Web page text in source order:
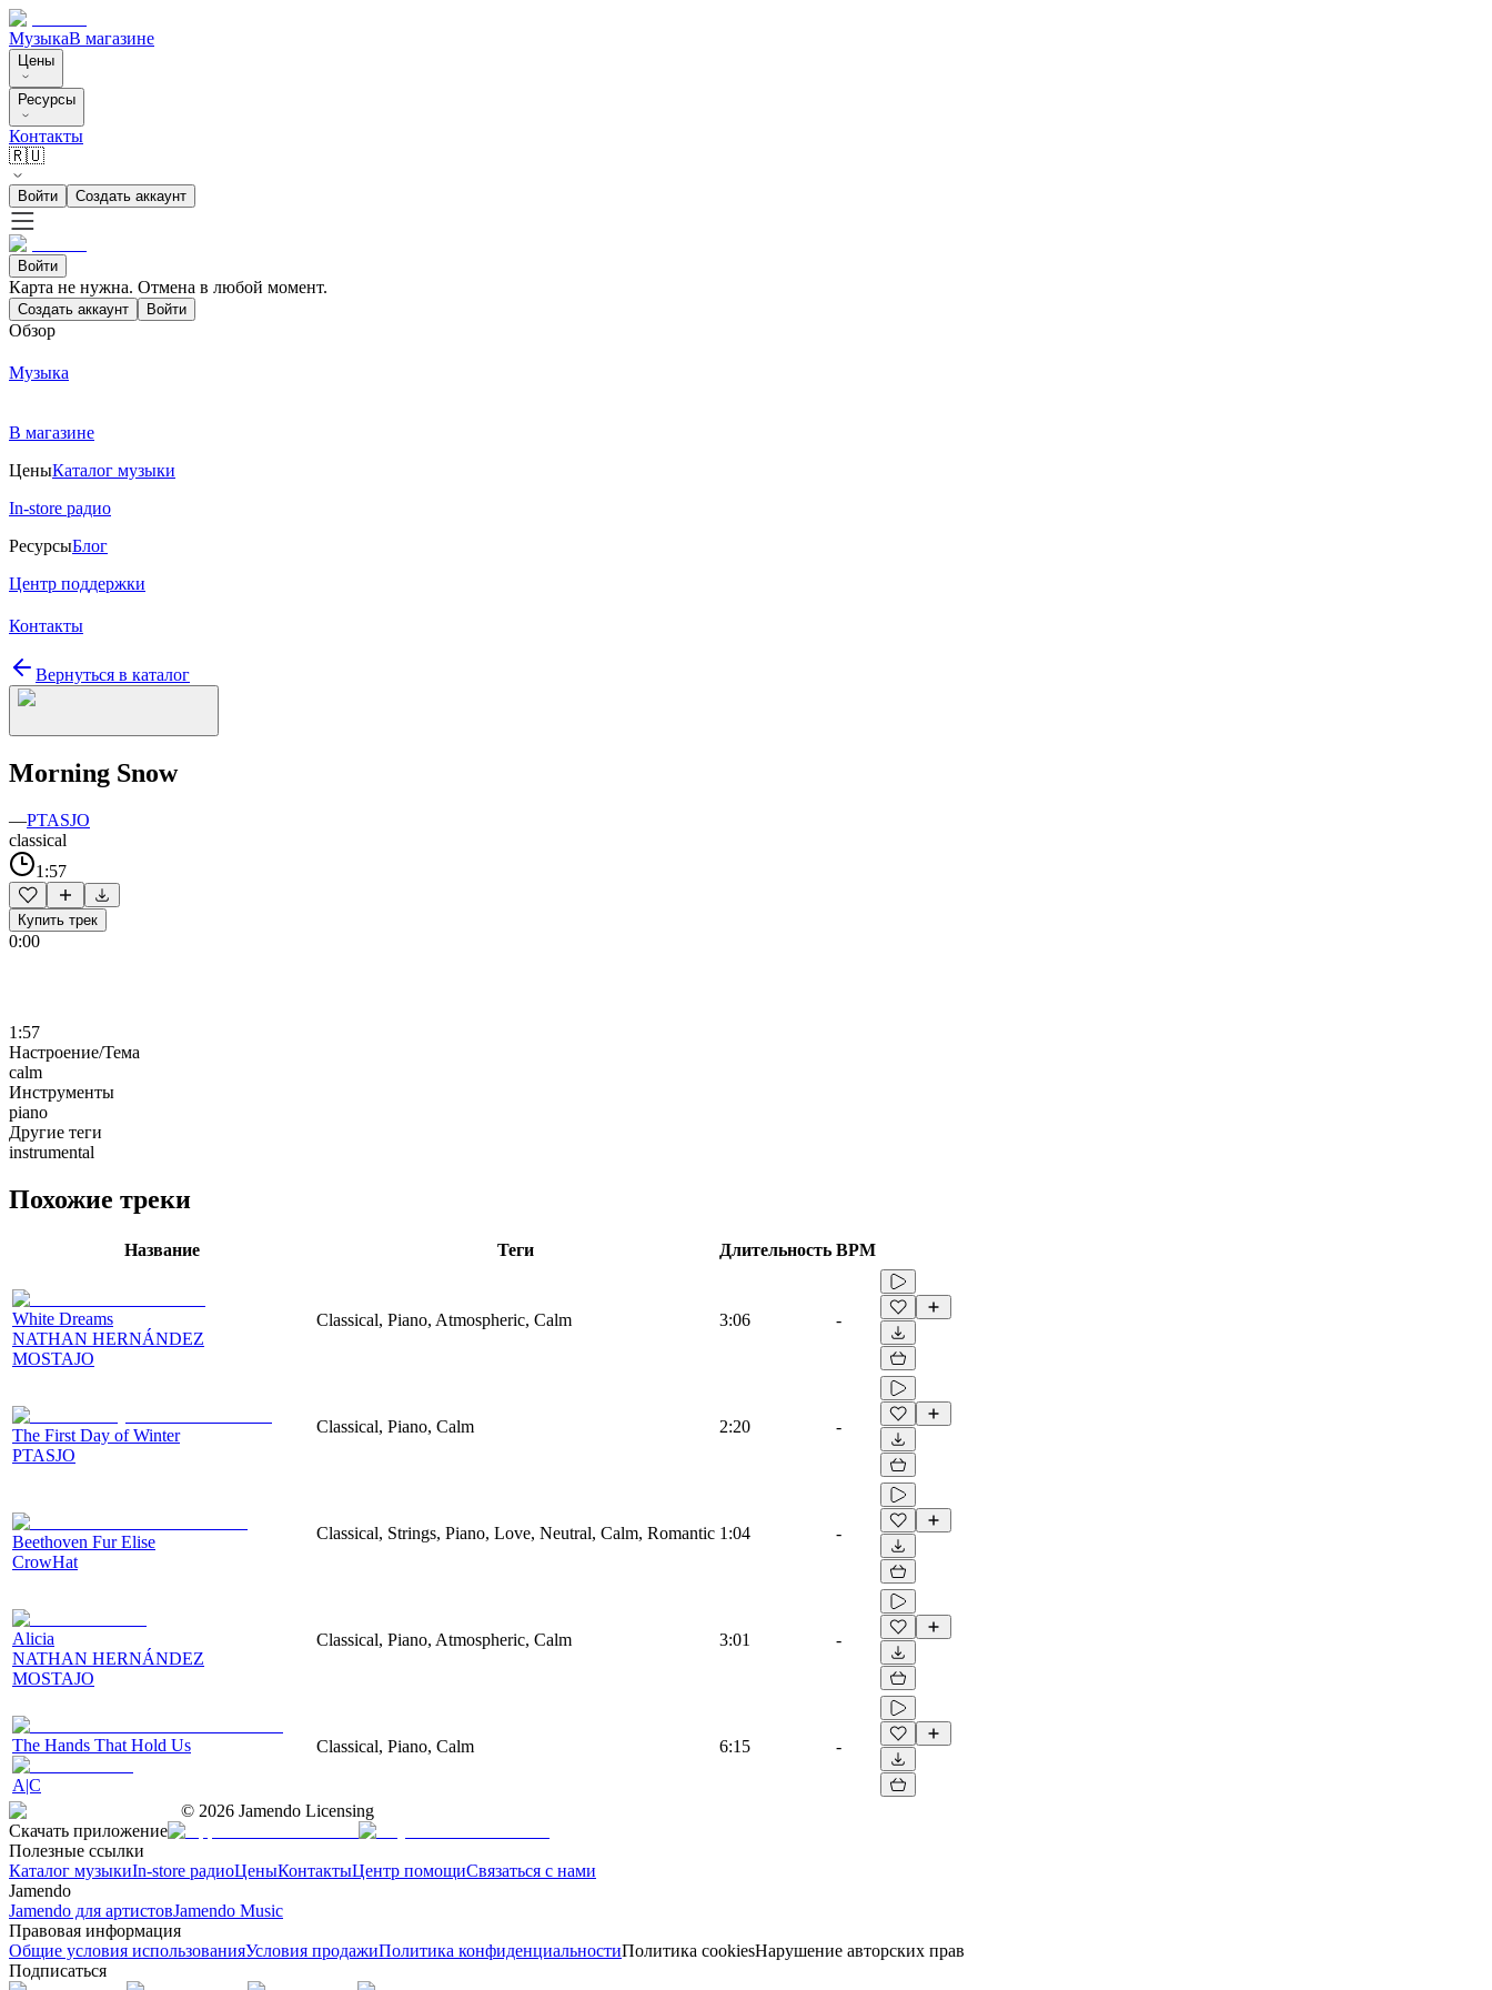
МузыкаВ магазине
Цены
Ресурсы
Контакты
🇷🇺
Войти Создать аккаунт
Войти
Карта не нужна. Отмена в любой момент.
Создать аккаунт Войти
Обзор
Музыка
В магазине
ЦеныКаталог музыки
In-store радио
РесурсыБлог
Центр поддержки
Контакты
Вернуться в каталог
Morning Snow
—PTASJO
classical
1:57
Купить трек
0:00
1:57
Настроение/Тема
calm
Инструменты
piano
Другие теги
instrumental
Похожие треки
Название Теги Длительность BPM
White Dreams
NATHAN HERNÁNDEZ
MOSTAJO
Classical, Piano, Atmospheric, Calm 3:06 -
The First Day of Winter
PTASJO
Classical, Piano, Calm 2:20 -
Beethoven Fur Elise
CrowHat
Classical, Strings, Piano, Love, Neutral, Calm, Romantic 1:04 -
Alicia
NATHAN HERNÁNDEZ
MOSTAJO
Classical, Piano, Atmospheric, Calm 3:01 -
The Hands That Hold Us
A|C
Classical, Piano, Calm 6:15 -
© 2026 Jamendo Licensing
Скачать приложение
Полезные ссылки
Каталог музыкиIn-store радиоЦеныКонтактыЦентр помощиСвязаться с нами
Jamendo
Jamendo для артистовJamendo Music
Правовая информация
Общие условия использованияУсловия продажиПолитика конфиденциальностиПолитика cookiesНарушение авторских прав
Подписаться